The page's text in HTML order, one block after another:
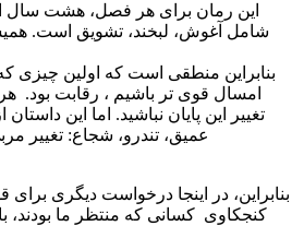
این رمان برای هر فصل، هشت سال
شامل آغوش، لبخند، تشویق است.
بنابراین منطقی است که اولین چیزی
امسال قوی تر باشیم ، رقابت بود.
تغییر این پایان نباشید. اما این
عمیق، تندرو، شجاع: تغییر
بنابراین، در اینجا درخواست دیگری
كنجكاوی كسانی كه منتظر ما بودند،